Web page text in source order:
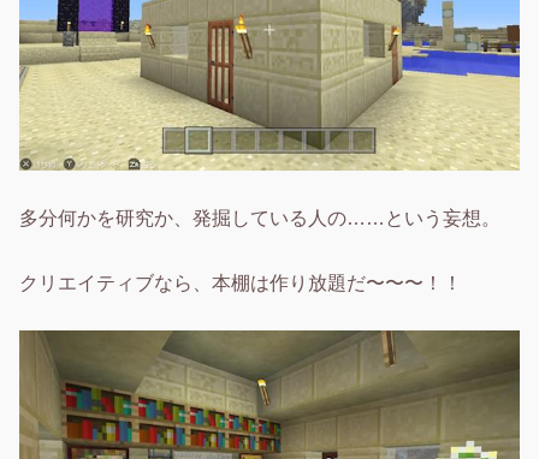
多分何かを研究か、発掘している人の……という妄想。
クリエイティブなら、本棚は作り放題だ〜〜〜！！